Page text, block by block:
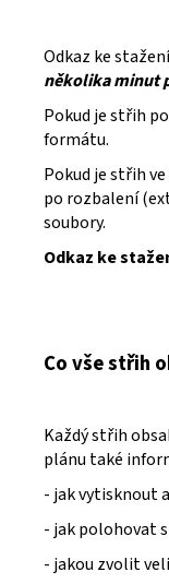
Odkaz ke
několika minut
Pokud je střih
formátu.
Pokud je střih
po rozbalení
soubory.
Odkaz ke
Co vše střih
Každý střih
plánu také
- jak vytisknout
- jak polohovat
- jakou zvolit